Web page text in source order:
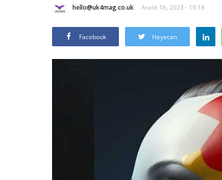
hello@uk4mag.co.uk Aralık 16, 2023 - 19:18
Facebook Heyecan